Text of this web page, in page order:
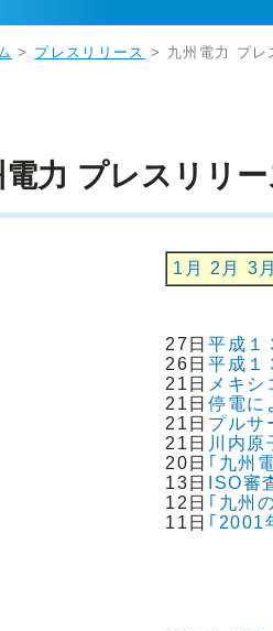
> プレスリリース > 九州電力 プレ
電力 プレスリリ
1月 2月 3
27日 平成
26日 平成１
21日 メキ
21日 停電に
21日 プルサ
21日 川内
20日 ｢九州
13日
ISO審
12日 ｢九州
11日 ｢2001